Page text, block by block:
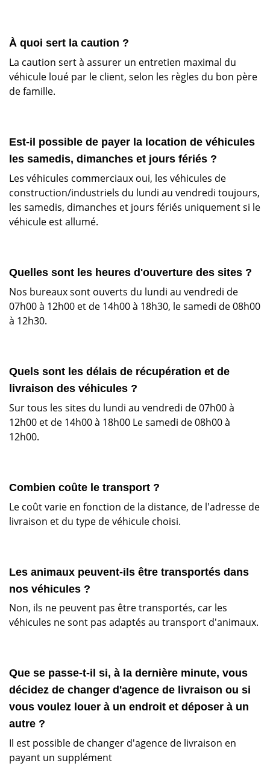
À quoi sert la caution ?
La caution sert à assurer un entretien maximal du
véhicule loué par le client, selon les règles du bon père
de famille.
Est-il possible de payer la location de véhicules
les samedis, dimanches et jours fériés ?
Les véhicules commerciaux oui, les véhicules de
construction/industriels du lundi au vendredi toujours,
les samedis, dimanches et jours fériés uniquement si le
véhicule est allumé.
Quelles sont les heures d'ouverture des sites ?
Nos bureaux sont ouverts du lundi au vendredi de
07h00 à 12h00 et de 14h00 à 18h30, le samedi de 08h00
à 12h30.
Quels sont les délais de récupération et de
livraison des véhicules ?
Sur tous les sites du lundi au vendredi de 07h00 à
12h00 et de 14h00 à 18h00 Le samedi de 08h00 à
12h00.
Combien coûte le transport ?
Le coût varie en fonction de la distance, de l'adresse de
livraison et du type de véhicule choisi.
Les animaux peuvent-ils être transportés dans
nos véhicules ?
Non, ils ne peuvent pas être transportés, car les
véhicules ne sont pas adaptés au transport d'animaux.
Que se passe-t-il si, à la dernière minute, vous
décidez de changer d'agence de livraison ou si
vous voulez louer à un endroit et déposer à un
autre ?
Il est possible de changer d'agence de livraison en
payant un supplément